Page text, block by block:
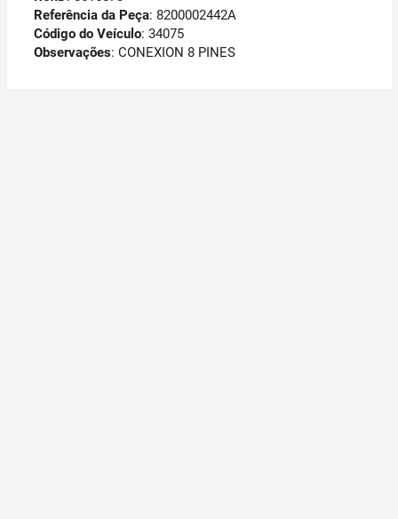
Referência da Peça: 8200002442A
Código do Veículo: 34075
Observações: CONEXION 8 PINES